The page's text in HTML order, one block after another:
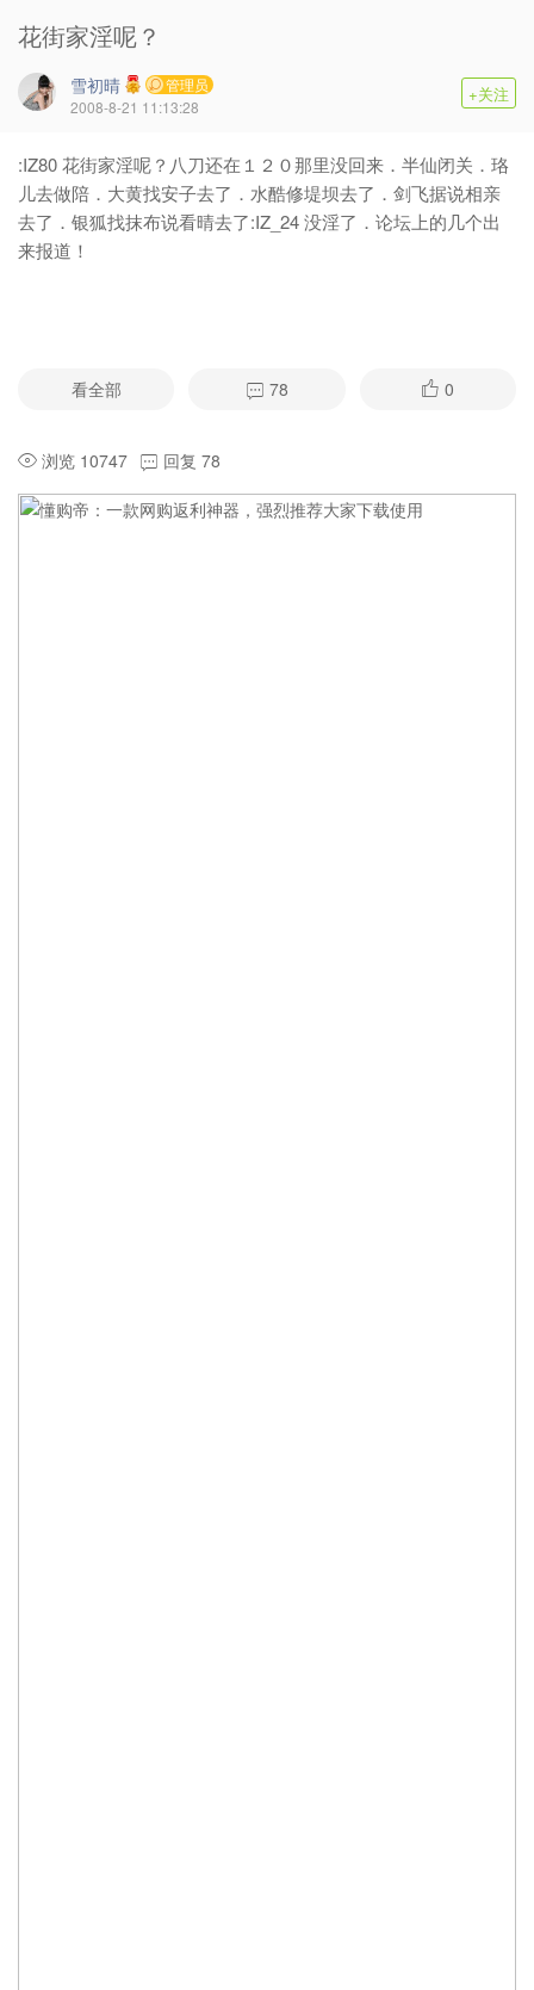
花街家淫呢？
雪初晴
管理员
2008-8-21 11:13:28
+关注
:IZ80 花街家淫呢？八刀还在１２０那里没回来．半仙闭关．珞
儿去做陪．大黄找安子去了．水酷修堤坝去了．剑飞据说相亲
去了．银狐找抹布说看晴去了:IZ_24 没淫了．论坛上的几个出
来报道！
看全部 78 0
浏览 10747 回复 78